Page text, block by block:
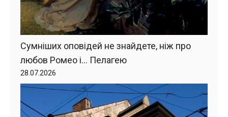
Сумніших оповідей не знайдете, ніж про
любов Ромео і… Пелагею
28.07.2026